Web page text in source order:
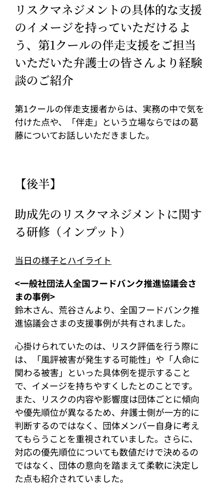
リスクマネジメントの具体的な支援
のイメージを持っていただけるよ
う、第1クールの伴走支援をご担当
いただいた弁護士の皆さんより経験
談のご紹介
第1クールの伴走支援者からは、実務の中で気を
付けた点や、「伴走」という立場ならではの葛
藤についてお話しいただきました。
【後半】
助成先のリスクマネジメントに関す
る研修（インプット）
当日の様子とハイライト
<一般社団法人全国フードバンク推進協議会さ
まの事例>
鈴木さん、荒谷さんより、全国フードバンク推
進協議会さまの支援事例が共有されました。
心掛けられていたのは、リスク評価を行う際に
は、「風評被害が発生する可能性」や「人命に
関わる被害」といった具体例を提示すること
で、イメージを持ちやすくしたとのことです。
また、リスクの内容や影響度は団体ごとに傾向
や優先順位が異なるため、弁護士側が一方的に
判断するのではなく、団体メンバー自身に考え
てもらうことを重視されていました。さらに、
対応の優先順位についても数値だけで決めるの
ではなく、団体の意向を踏まえて柔軟に決定し
た点も紹介されていました。